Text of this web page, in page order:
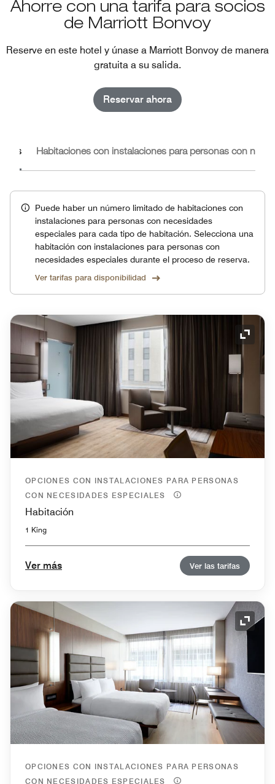
Ahorre con una tarifa para socios
de Marriott Bonvoy
Reserve en este hotel y únase a Marriott Bonvoy de manera
gratuita a su salida.
Reservar ahora
Habitaciones con instalaciones para personas con
Puede haber un número limitado de habitaciones con
instalaciones para personas con necesidades
especiales para cada tipo de habitación. Selecciona una
habitación con instalaciones para personas con
necesidades especiales durante el proceso de reserva.
Ver tarifas para disponibilidad
Icono
OPCIONES CON INSTALACIONES PARA PERSONAS
CON NECESIDADES ESPECIALES
Habitación
1 King
Ver más Ver las tarifas
Icono
OPCIONES CON INSTALACIONES PARA PERSONAS
CON NECESIDADES ESPECIALES